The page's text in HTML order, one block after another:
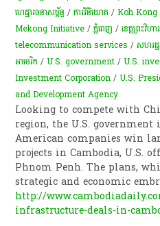
ហេដ្ឋារចនាសម្ព័ន្ធ​ /ការវិនិយោគ /Koh
Mekong Initiative /ភ្នំពេញ /ខេត្តព្រះវិហារ
telecommunication services /សហរដ្
អាមេរិក /U.S. government /U.S.
Investment Corporation /U.S.
and Development Agency
Looking to compete with
region, the U.S.
American companies win
projects in Cambodia, U.S.
Phnom Penh. The plans,
strategic and economic
http://
infrastructure-deals-in-